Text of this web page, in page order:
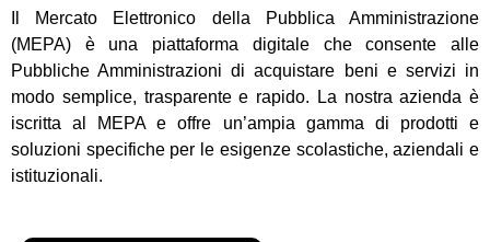
Il Mercato Elettronico della Pubblica Amministrazione
(MEPA) è una piattaforma digitale che consente alle
Pubbliche Amministrazioni di acquistare beni e servizi in
modo semplice, trasparente e rapido. La nostra azienda è
iscritta al MEPA e offre un’ampia gamma di prodotti e
soluzioni specifiche per le esigenze scolastiche, aziendali e
istituzionali.